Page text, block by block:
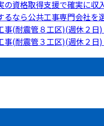
の資格取得支援で確実に収
るなら公共工事専門会社を
事(耐震管８工区)(週休２
事(耐震管３工区)(週休２日